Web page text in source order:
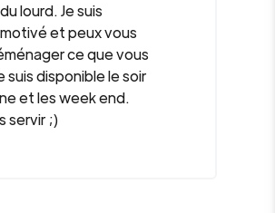
lourd. Je suis
et peux vous
ce que vous
suis disponible le soir
et les week end.
servir ;)